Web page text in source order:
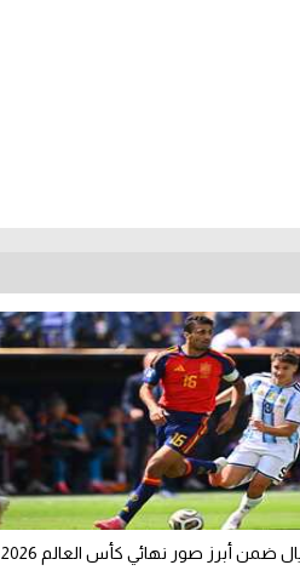
ضمن أبرز صور نهائي كأس العالم 2026